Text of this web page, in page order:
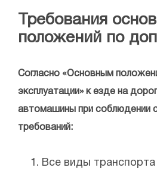
Требования
положений по
Согласно «Основным
эксплуатации» к езде на
автомашины при соблюдении
требований:
Все виды